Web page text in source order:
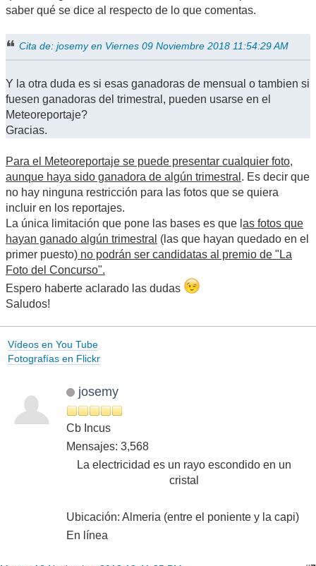
saber qué se dice al respecto de lo que comentas.
Cita de: josemy en Viernes 09 Noviembre 2018 11:54:29 AM
Y la otra duda es si esas ganadoras de mensual o tambien si
fuesen ganadoras del trimestral, pueden usarse en el
Meteoreportaje?
Gracias.
Para el Meteoreportaje se puede presentar cualquier foto,
aunque haya sido ganadora de algún trimestral . Es decir que
no hay ninguna restricción para las fotos que se quiera
incluir en los reportajes.
La única limitación que pone las bases es que l as fotos que
hayan ganado algún trimestral (las que hayan quedado en el
primer puesto) no podrán ser candidatas al premio de "La
Foto del Concurso".
Espero haberte aclarado las dudas
Saludos!
Vídeos en You Tube
Fotografías en Flickr
josemy
Cb Incus
Mensajes: 3,568
La electricidad es un rayo escondido en un
cristal
Ubicación: Almeria (entre el poniente y la capi)
En línea